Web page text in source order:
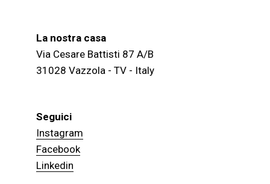
La nostra casa
Via Cesare Battisti 87 A/B
31028 Vazzola - TV - Italy
Seguici
Instagram
Facebook
Linkedin